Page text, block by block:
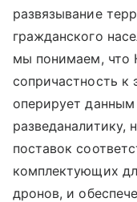
развязывание
гражданского
мы понимаем,
сопричастность к
оперирует
разведаналитику,
поставок
комплектующих
дронов, и